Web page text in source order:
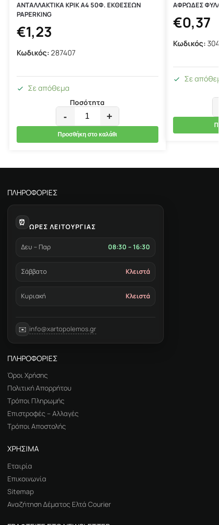
ΑΝΤΑΛΛΑΚΤΙΚΑ ΚΡΙΚ Α4 50Φ. ΕΚΘΕΣΕΩΝ
PAPERKING
€1,23
Κωδικός:287407
Σε απόθεμα
Ποσότητα
- +
Προσθήκη στο καλάθι
ΑΦΡΩΔΕΣ
€0,37
Κωδικός:
Σε
ΠΛΗΡΟΦΟΡΙΕΣ
⏰ ΩΡΕΣ ΛΕΙΤΟΥΡΓΙΑΣ
Δευ – Παρ 08:30 – 16:30
Σάββατο Κλειστά
Κυριακή Κλειστά
✉️ info@xartopolemos.gr
ΠΛΗΡΟΦΟΡΙΕΣ
Όροι Χρήσης
Πολιτική Απορρήτου
Τρόποι Πληρωμής
Επιστροφές – Αλλαγές
Τρόποι Αποστολής
ΧΡΗΣΙΜΑ
Εταιρία
Επικοινωνία
Sitemap
Αναζήτηση Δέματος Ελτά Courier